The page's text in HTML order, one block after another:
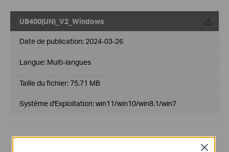
UB400(UN)_V2_Windows
Date de publication: 2024-03-26
Langue: Multi-langues
Taille du fichier:75.71 MB
Système d'Exploitation: win11/win10/win8.1/win7
Close